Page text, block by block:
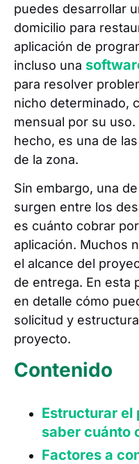
puedes desarrollar
domicilio para
aplicación de
incluso una
para resolver
nicho determinado,
mensual por su
hecho, es una de
de la zona.
Sin embargo, una
surgen entre los
es cuánto cobrar
aplicación. Muchos
el alcance del
de entrega. En esta
en detalle cómo
solicitud y
proyecto.
Contenido
Estructurar el
saber cuánto
Factores a